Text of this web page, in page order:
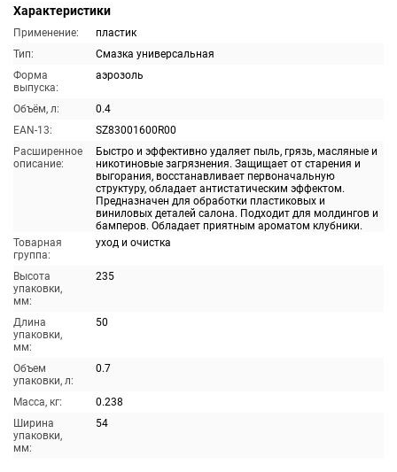
Характеристики
Применение:
пластик
Тип:
Смазка универсальная
Форма
выпуска:
аэрозоль
Объём, л:
0.4
EAN-13:
SZ83001600R00
Расширенное
описание:
Быстро и эффективно удаляет пыль, грязь, масляные и
никотиновые загрязнения. Защищает от старения и
выгорания, восстанавливает первоначальную
структуру, обладает антистатическим эффектом.
Предназначен для обработки пластиковых и
виниловых деталей салона. Подходит для молдингов и
бамперов. Обладает приятным ароматом клубники.
Товарная
группа:
уход и очистка
Высота
упаковки,
мм:
235
Длина
упаковки,
мм:
50
Объем
упаковки, л:
0.7
Масса, кг:
0.238
Ширина
упаковки,
мм:
54